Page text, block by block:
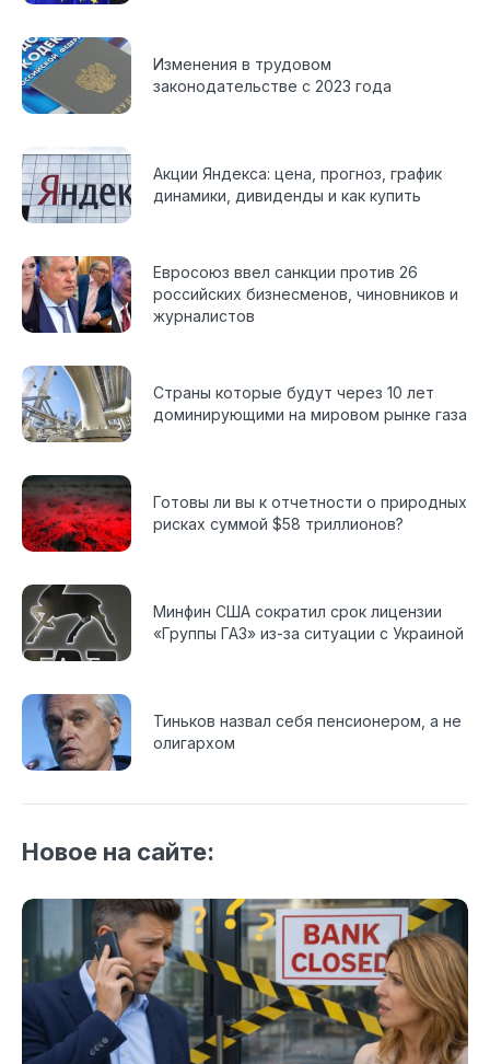
Изменения в трудовом
законодательстве с 2023 года
Акции Яндекса: цена, прогноз, график
динамики, дивиденды и как купить
Евросоюз ввел санкции против 26
российских бизнесменов, чиновников и
журналистов
Страны которые будут через 10 лет
доминирующими на мировом рынке газа
Готовы ли вы к отчетности о природных
рисках суммой $58 триллионов?
Минфин США сократил срок лицензии
«Группы ГАЗ» из-за ситуации с Украиной
Тиньков назвал себя пенсионером, а не
олигархом
Новое на сайте: